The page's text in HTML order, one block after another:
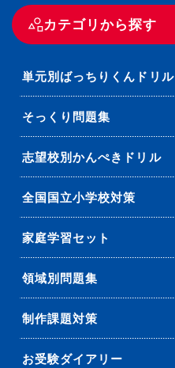
カテゴリから探す
単元別ばっちりくんドリル
そっくり問題集
志望校別かんぺきドリル
全国国立小学校対策
家庭学習セット
領域別問題集
制作課題対策
お受験ダイアリー